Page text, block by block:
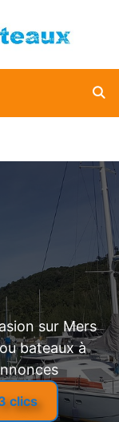
sur Mers
bateaux à
clics